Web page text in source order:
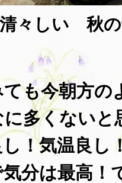
清々しい 秋の
も今朝方の
多くないと
！気温良し
分は最高！